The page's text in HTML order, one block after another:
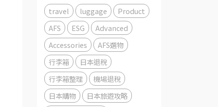
travel luggage
Product
AFS
ESG
Advanced
Accessories
AFS選物
行李箱
日本退稅
行李箱整理
機場退稅
日本購物
日本旅遊攻略